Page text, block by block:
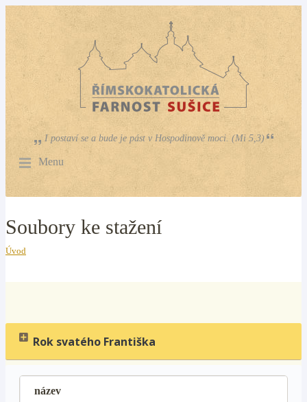
I postaví se a bude je pást v Hospodinově moci. (Mi 5,3)
Menu
Soubory ke stažení
Úvod
Rok svatého Františka
název